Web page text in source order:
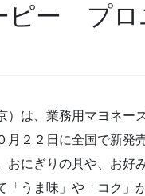
ピー プロ
）は、業務用マヨネー
月２２日に全国で新発
おにぎりの具や、お好
「うま味」や「コク」